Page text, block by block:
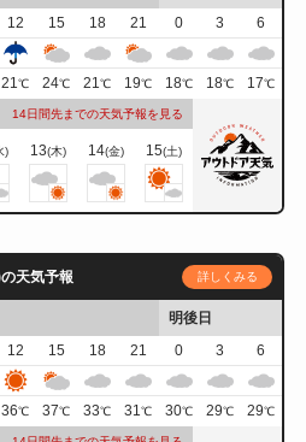
12 15 18 21 0 3
6
21℃ 24℃ 21℃ 19℃ 18℃ 18℃ 17℃
14日間先までの天気予報を見る
) 13(木) 14(金) 15(土)
天気予報 詳しくみる
明後日
12 15 18 21 0 3
6
36℃ 37℃ 33℃ 31℃ 30℃ 29℃ 29℃